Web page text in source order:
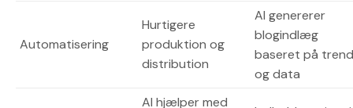
Automatisering
Hurtigere
produktion og
distribution
AI genererer
blogindlæg
baseret på
og data
AI hjælper med